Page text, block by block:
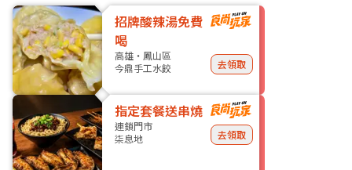
招牌酸辣湯免費
喝
高雄・鳳山區
今鼎手工水餃
去領取
指定套餐送串燒
連鎖門市
柒息地
去領取